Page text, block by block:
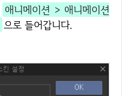
애니메이션 > 애니메이션
으로 들어갑니다.